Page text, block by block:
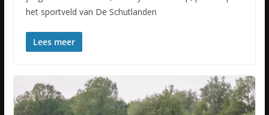
het sportveld van De Schutlanden
Lees meer